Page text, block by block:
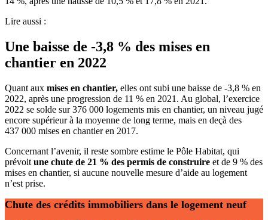
Lire aussi :
Une baisse de -3,8 % des mises en
chantier en 2022
Quant aux mises en chantier, elles ont subi une baisse de -3,8 % en
2022, après une progression de 11 % en 2021. Au global, l’exercice
2022 se solde sur 376 000 logements mis en chantier, un niveau jugé
encore supérieur à la moyenne de long terme, mais en deçà des
437 000 mises en chantier en 2017.
Concernant l’avenir, il reste sombre estime le Pôle Habitat, qui
prévoit une chute de 21 % des permis de construire et de 9 % des
mises en chantier, si aucune nouvelle mesure d’aide au logement
n’est prise.
Chute des crédits immobiliers dans le logement neuf